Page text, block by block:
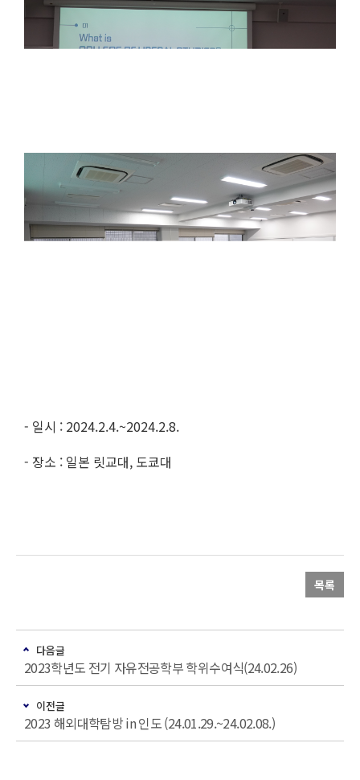
- 일시 : 2024.2.4.~2024.2.8.
- 장소 : 일본 릿교대, 도쿄대
목록
다음글
2023학년도 전기 자유전공학부 학위수여식(24.02.26)
이전글
2023 해외대학탐방 in 인도 (24.01.29.~24.02.08.)